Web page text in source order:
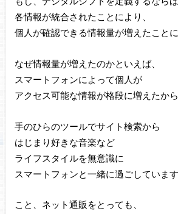
各情報が統合されたことにより、
個人が確認できる情報量が増えたことに
なぜ情報量が増えたのかといえば、
スマートフォンによって個人が
アクセス可能な情報が格段に増えたから
手のひらのツールでサイト検索から
はじまり好きな音楽など
ライフスタイルを無意識に
スマートフォンと一緒に過ごしています
こと、ネット通販をとっても、